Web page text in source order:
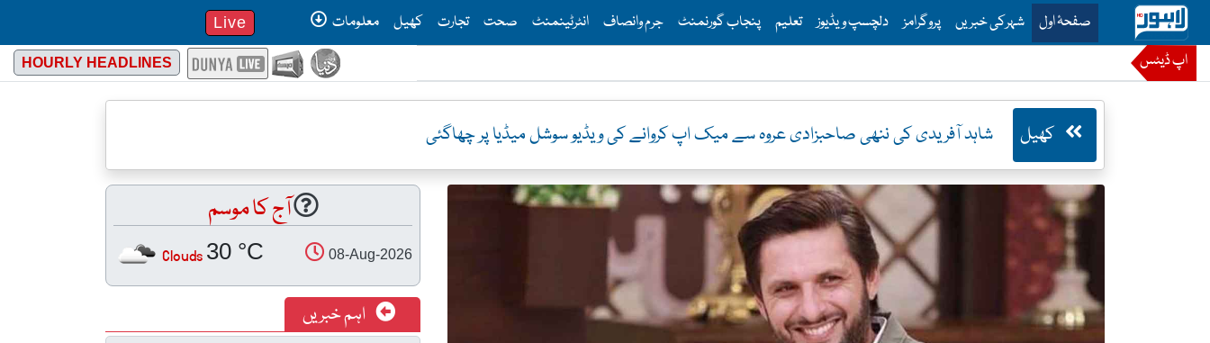
صفحۂ اولThis is the main menu for Lahore News
شہرکی خبریں پروگرامز دلچسپ ویڈیوز تعلیم پنجاب گورنمنٹ جرم وانصاف انٹرٹینمنٹ صحت تجارت کھیل معلومات Live
اپ ڈیٹس HOURLY HEADLINES
کھیل شاہد آفریدی کی ننھی صاحبزادی عروہ سے میک اپ کروانے کی ویڈیو سوشل میڈیا پر چھاگئی
آج کا موسم
08-Aug-2026
30 °C
Clouds
اہم خبریں